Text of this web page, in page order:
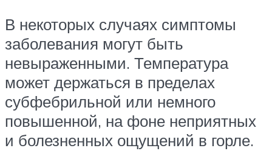
В некоторых случаях симптомы
заболевания могут быть
невыраженными. Температура
может держаться в пределах
субфебрильной или немного
повышенной, на фоне неприятных
и болезненных ощущений в горле.